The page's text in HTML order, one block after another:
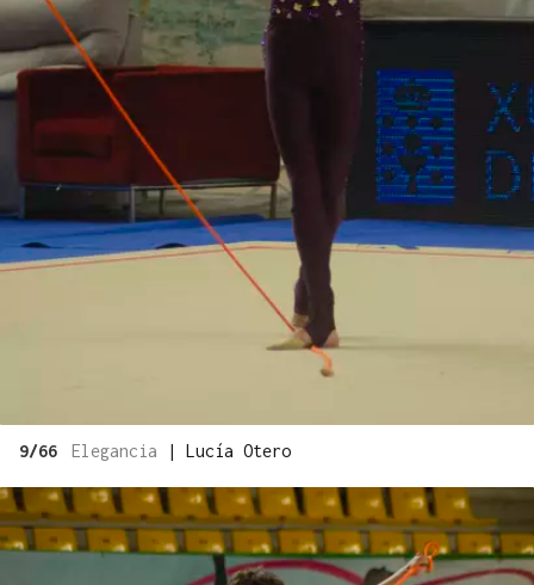
9/66 Elegancia | Lucía Otero